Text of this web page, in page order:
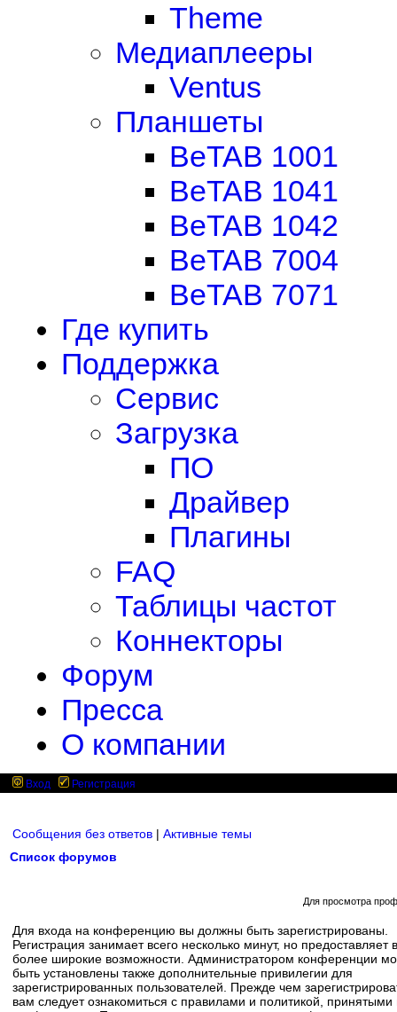
Theme
Медиаплееры
Ventus
Планшеты
BeTAB 1001
BeTAB 1041
BeTAB 1042
BeTAB 7004
BeTAB 7071
Где купить
Поддержка
Сервис
Загрузка
ПО
Драйвер
Плагины
FAQ
Таблицы частот
Коннекторы
Форум
Пресса
О компании
Вход Регистрация
Сообщения без ответов | Активные темы
Список форумов
Для просмотра
Для входа на конференцию вы должны быть зарегистрированы.
Регистрация занимает всего несколько минут, но предоставляет
более широкие возможности. Администратором конференции
быть установлены также дополнительные привилегии для
зарегистрированных пользователей. Прежде чем
вам следует ознакомиться с правилами и политикой, принятыми